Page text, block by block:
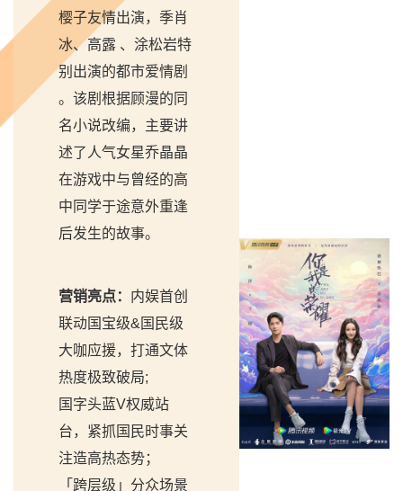
樱子友情出演，季肖
冰、高露 、涂松岩特
别出演的都市爱情剧
。该剧根据顾漫的同
名小说改编，主要讲
述了人气女星乔晶晶
在游戏中与曾经的高
中同学于途意外重逢
后发生的故事。
营销亮点： 内娱首创
联动国宝级&国民级
大咖应援，打通文体
热度极致破局;
国字头蓝V权威站
台，紧抓国民时事关
注造高热态势；
「跨层级」分众场景